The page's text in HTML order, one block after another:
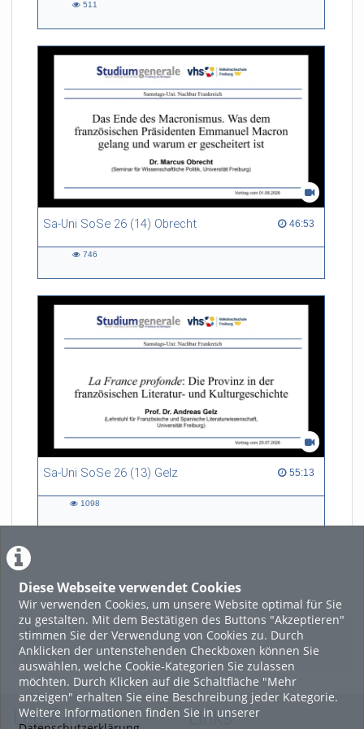
Diese Webseite verwendet Cookies
Wir verwenden Cookies, um unsere Website optimal für Sie
zu gestalten. Mit dem Bestätigen des Buttons "Akzeptieren"
stimmen Sie der Verwendung von Cookies zu. Durch
Anklicken der untenstehenden Checkboxen können Sie
auswählen, welche Cookie-Kategorien Sie zulassen
möchten. Durch Klicken auf die Schaltfläche "Mehr
anzeigen" erhalten Sie eine Beschreibung jeder Kategorie.
Weitere Informationen finden Sie in unserer
511
Sa-Uni SoSe 26 (14) Obrecht 46:53
46:53 duration
746
Sa-Uni SoSe 26 (13) Gelz 55:13
55:13 duration
1098
LADE MEHR
Featured
Beliebtheit
Legal Info Links